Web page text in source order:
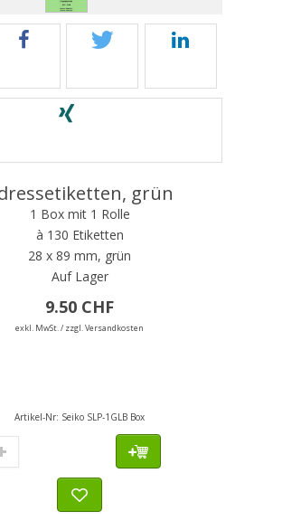
grün
1 Box mit 1 Rolle
à 130 Etiketten
28 x 89 mm, grün
Auf Lager
9.50 CHF
exkl. MwSt. / zzgl. Versandkosten
Artikel-Nr: Seiko SLP-1GLB Box